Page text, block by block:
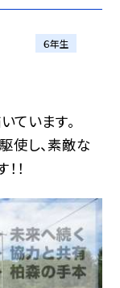
６年生
います。
使し、素敵な
！